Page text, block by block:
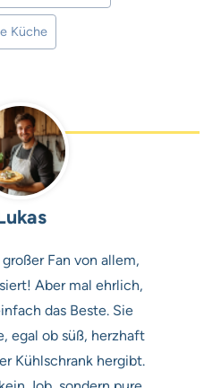
Küche
Fan von allem,
Aber mal ehrlich,
das Beste. Sie
egal ob süß, herzhaft
Kühlschrank hergibt.